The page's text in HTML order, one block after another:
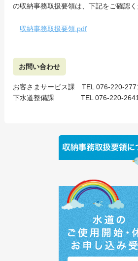
の収納事務取扱要領は、下記をご確認く
収納事務取扱要領.pdf
お問い合わせ
お客さまサービス課 TEL 076-220-
下水道整備課 TEL 076-220-2641